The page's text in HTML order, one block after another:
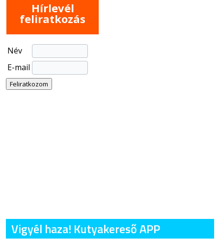
Hírlevél
feliratkozás
Név
E-mail
Vigyél haza! Kutyakereső APP